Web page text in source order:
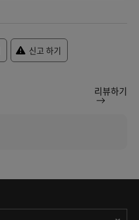
신고 하기
리뷰하기